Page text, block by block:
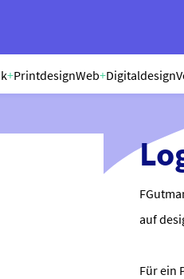
+PrintdesignWeb+Digitaldesign
auf
Für ein